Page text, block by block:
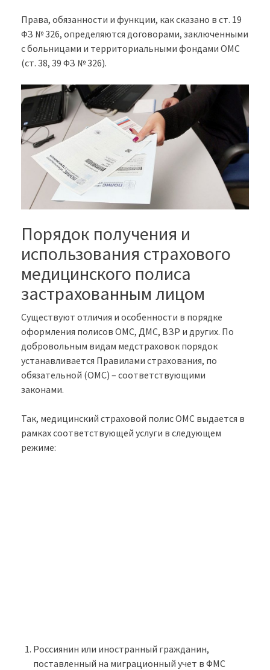
Права, обязанности и функции, как сказано в ст. 19
ФЗ № 326, определяются договорами, заключенными
с больницами и территориальными фондами ОМС
(ст. 38, 39 ФЗ № 326).
Порядок получения и
использования страхового
медицинского полиса
застрахованным лицом
Существуют отличия и особенности в порядке
оформления полисов ОМС, ДМС, ВЗР и других. По
добровольным видам медстраховок порядок
устанавливается Правилами страхования, по
обязательной (ОМС) – соответствующими
законами.
Так, медицинский страховой полис ОМС выдается в
рамках соответствующей услуги в следующем
режиме:
Россиянин или иностранный гражданин,
поставленный на миграционный учет в ФМС